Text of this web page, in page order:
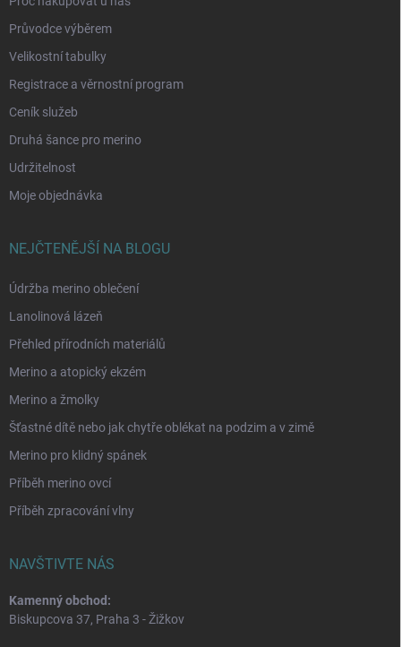
Průvodce výběrem
Velikostní tabulky
Registrace a věrnostní program
Ceník služeb
Druhá šance pro merino
Udržitelnost
Moje objednávka
NEJČTENĚJŠÍ NA BLOGU
Údržba merino oblečení
Lanolinová lázeň
Přehled přírodních materiálů
Merino a atopický ekzém
Merino a žmolky
Šťastné dítě nebo jak chytře oblékat na podzim a v zimě
Merino pro klidný spánek
Příběh merino ovcí
Příběh zpracování vlny
NAVŠTIVTE NÁS
Kamenný obchod:
Biskupcova 37, Praha 3 - Žižkov